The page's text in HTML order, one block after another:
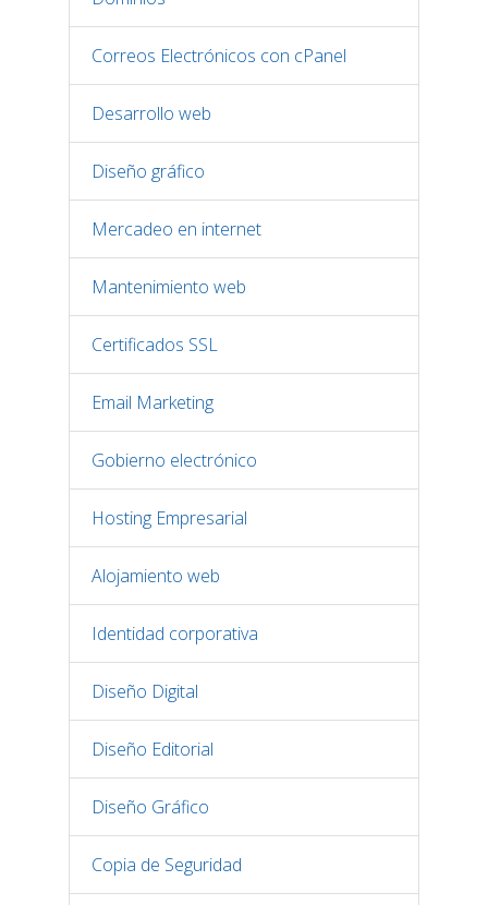
Correos Electrónicos con cPanel
Desarrollo web
Diseño gráfico
Mercadeo en internet
Mantenimiento web
Certificados SSL
Email Marketing
Gobierno electrónico
Hosting Empresarial
Alojamiento web
Identidad corporativa
Diseño Digital
Diseño Editorial
Diseño Gráfico
Copia de Seguridad